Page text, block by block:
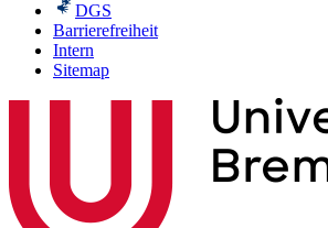
DGS
Barrierefreiheit
Intern
Sitemap